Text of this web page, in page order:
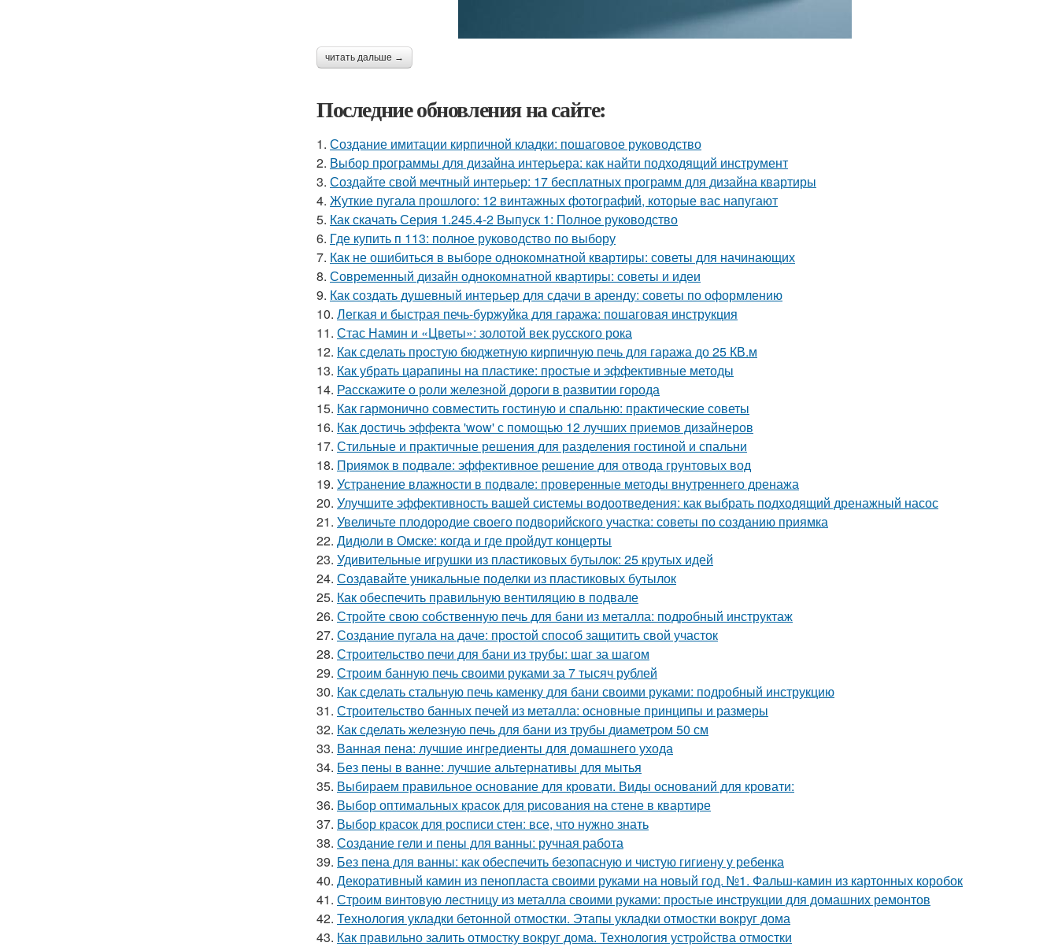
читать дальше →
Последние обновления на сайте:
1. Создание имитации кирпичной кладки: пошаговое руководство
2. Выбор программы для дизайна интерьера: как найти подходящий инструмент
3. Создайте свой мечтный интерьер: 17 бесплатных программ для дизайна квартиры
4. Жуткие пугала прошлого: 12 винтажных фотографий, которые вас напугают
5. Как скачать Серия 1.245.4-2 Выпуск 1: Полное руководство
6. Где купить п 113: полное руководство по выбору
7. Как не ошибиться в выборе однокомнатной квартиры: советы для начинающих
8. Современный дизайн однокомнатной квартиры: советы и идеи
9. Как создать душевный интерьер для сдачи в аренду: советы по оформлению
10. Легкая и быстрая печь-буржуйка для гаража: пошаговая инструкция
11. Стас Намин и «Цветы»: золотой век русского рока
12. Как сделать простую бюджетную кирпичную печь для гаража до 25 КВ.м
13. Как убрать царапины на пластике: простые и эффективные методы
14. Расскажите о роли железной дороги в развитии города
15. Как гармонично совместить гостиную и спальню: практические советы
16. Как достичь эффекта 'wow' с помощью 12 лучших приемов дизайнеров
17. Стильные и практичные решения для разделения гостиной и спальни
18. Приямок в подвале: эффективное решение для отвода грунтовых вод
19. Устранение влажности в подвале: проверенные методы внутреннего дренажа
20. Улучшите эффективность вашей системы водоотведения: как выбрать подходящий дренажный насос
21. Увеличьте плодородие своего подворийского участка: советы по созданию приямка
22. Дидюли в Омске: когда и где пройдут концерты
23. Удивительные игрушки из пластиковых бутылок: 25 крутых идей
24. Создавайте уникальные поделки из пластиковых бутылок
25. Как обеспечить правильную вентиляцию в подвале
26. Стройте свою собственную печь для бани из металла: подробный инструктаж
27. Создание пугала на даче: простой способ защитить свой участок
28. Строительство печи для бани из трубы: шаг за шагом
29. Строим банную печь своими руками за 7 тысяч рублей
30. Как сделать стальную печь каменку для бани своими руками: подробный инструкцию
31. Строительство банных печей из металла: основные принципы и размеры
32. Как сделать железную печь для бани из трубы диаметром 50 см
33. Ванная пена: лучшие ингредиенты для домашнего ухода
34. Без пены в ванне: лучшие альтернативы для мытья
35. Выбираем правильное основание для кровати. Виды оснований для кровати:
36. Выбор оптимальных красок для рисования на стене в квартире
37. Выбор красок для росписи стен: все, что нужно знать
38. Создание гели и пены для ванны: ручная работа
39. Без пена для ванны: как обеспечить безопасную и чистую гигиену у ребенка
40. Декоративный камин из пенопласта своими руками на новый год. №1. Фальш-камин из картонных коробок
41. Строим винтовую лестницу из металла своими руками: простые инструкции для домашних ремонтов
42. Технология укладки бетонной отмостки. Этапы укладки отмостки вокруг дома
43. Как правильно залить отмостку вокруг дома. Технология устройства отмостки